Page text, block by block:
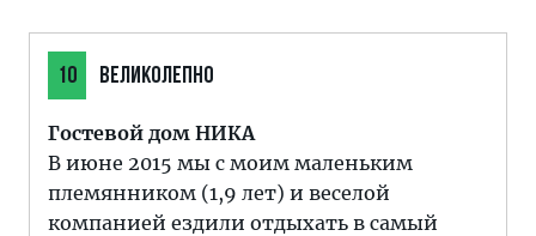
10 ВЕЛИКОЛЕПНО
Гостевой дом НИКА
В июне 2015 мы с моим маленьким
племянником (1,9 лет) и веселой
компанией ездили отдыхать в самый